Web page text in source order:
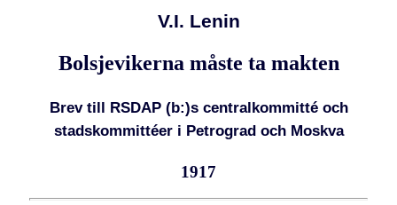
V.I. Lenin
Bolsjevikerna måste ta makten
Brev till RSDAP (b:)s centralkommitté och
stadskommittéer i Petrograd och Moskva
1917